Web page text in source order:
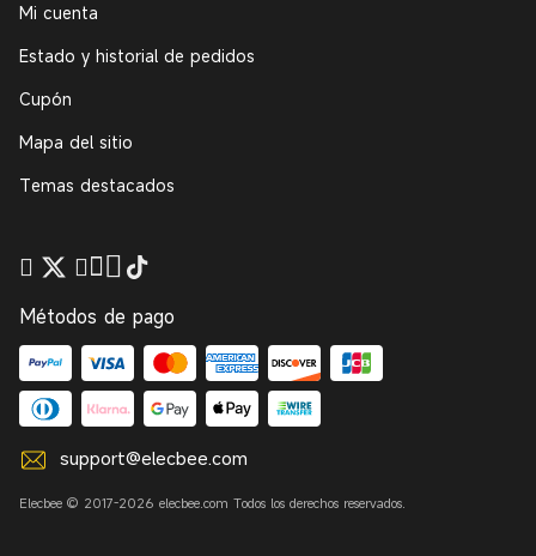
Mi cuenta
Estado y historial de pedidos
Cupón
Mapa del sitio
Temas destacados
Métodos de pago
support@elecbee.com
Elecbee © 2017-2026 elecbee.com Todos los derechos reservados.